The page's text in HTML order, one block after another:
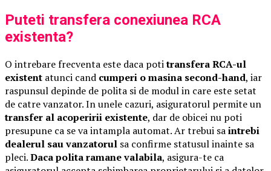
Puteti transfera conexiunea RCA
existenta?
O intrebare frecventa este daca potitransfera RCA-ul
existent atunci cand cumperi o masina second-hand, iar
raspunsul depinde de polita si de modul in care este setat
de catre vanzator. In unele cazuri, asiguratorul permite un
transfer al acoperirii existente, dar de obicei nu poti
presupune ca se va intampla automat. Ar trebui saintrebi
dealerul sau vanzatorul sa confirme statusul inainte sa
pleci.Daca polita ramane valabila, asigura-te ca